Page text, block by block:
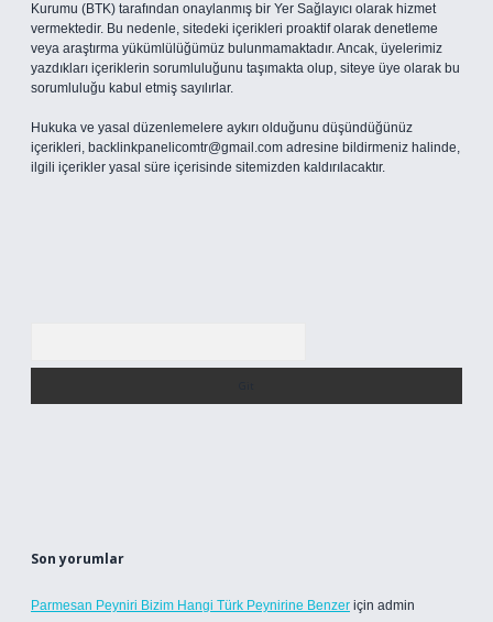
Kurumu (BTK) tarafından onaylanmış bir Yer Sağlayıcı olarak hizmet
vermektedir. Bu nedenle, sitedeki içerikleri proaktif olarak denetleme
veya araştırma yükümlülüğümüz bulunmamaktadır. Ancak, üyelerimiz
yazdıkları içeriklerin sorumluluğunu taşımakta olup, siteye üye olarak bu
sorumluluğu kabul etmiş sayılırlar.
Hukuka ve yasal düzenlemelere aykırı olduğunu düşündüğünüz
içerikleri, backlinkpanelicomtr@gmail.com adresine bildirmeniz halinde,
ilgili içerikler yasal süre içerisinde sitemizden kaldırılacaktır.
Son yorumlar
Parmesan Peyniri Bizim Hangi Türk Peynirine Benzer için admin